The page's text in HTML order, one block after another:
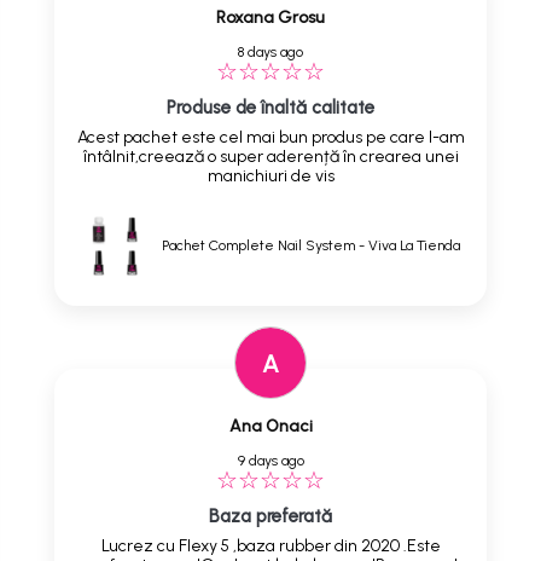
Roxana Grosu
8 days ago
Produse de înaltă calitate
Acest pachet este cel mai bun produs pe care l-am
întâlnit,creează o super aderență în crearea unei
manichiuri de vis
Pachet Complete Nail System - Viva La Tienda
A
Ana Onaci
9 days ago
Baza preferată
Lucrez cu Flexy 5 ,baza rubber din 2020 .Este